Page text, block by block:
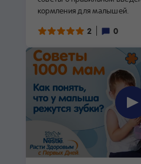
кормления для малышей.
2 0